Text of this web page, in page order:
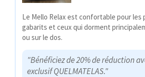
Le Mello Relax est confortable pour
gabarits et ceux qui dorment
ou sur le dos.
"Bénéficiez de 20% de réduction
exclusif QUELMATELAS."